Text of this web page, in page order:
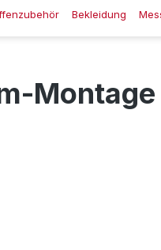
Bekleidung